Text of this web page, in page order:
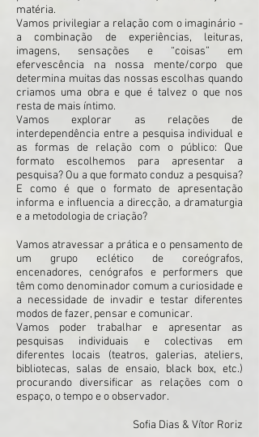
matéria.
Vamos privilegiar a relação com o imaginário -
a combinação de experiências, leituras,
imagens, sensações e “coisas” em
efervescência na nossa mente/corpo que
determina muitas das nossas escolhas quando
criamos uma obra e que é talvez o que nos
resta de mais íntimo.
Vamos explorar as relações de
interdependência entre a pesquisa individual e
as formas de relação com o público: Que
formato escolhemos para apresentar a
pesquisa? Ou a que formato conduz a pesquisa?
E como é que o formato de apresentação
informa e influencia a direcção, a dramaturgia
e a metodologia de criação?
Vamos atravessar a prática e o pensamento de
um grupo eclético de coreógrafos,
encenadores, cenógrafos e performers que
têm como denominador comum a curiosidade e
a necessidade de invadir e testar diferentes
modos de fazer, pensar e comunicar.
Vamos poder trabalhar e apresentar as
pesquisas individuais e colectivas em
diferentes locais (teatros, galerias, ateliers,
bibliotecas, salas de ensaio, black box, etc.)
procurando diversificar as relações com o
espaço, o tempo e o observador.
Sofia Dias & Vítor Roriz